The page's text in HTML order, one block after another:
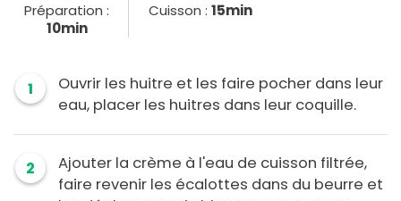
Préparation :
10min
Cuisson : 15min
1
Ouvrir les huitre et les faire pocher dans leur
eau, placer les huitres dans leur coquille.
2
Ajouter la crème à l'eau de cuisson filtrée,
faire revenir les écalottes dans du beurre et